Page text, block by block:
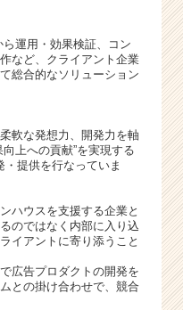
運用・効果検証、コン
など、クライアント企業
総合的なソリューション
軟な発想力、開発力を軸
上への貢献”を実現する
提供を行なっていま
ハウスを支援する企業と
のではなく内部に入り込
イアントに寄り添うこと
広告プロダクトの開発を
との掛け合わせで、競合